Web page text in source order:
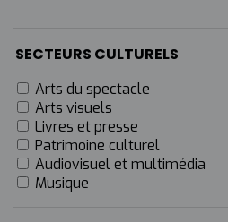
SECTEURS CULTURELS
Arts du spectacle
Arts visuels
Livres et presse
Patrimoine culturel
Audiovisuel et multimédia
Musique